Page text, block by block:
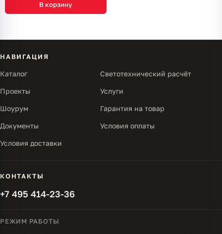
В корзину
НАВИГАЦИЯ
Каталог Светотехнический расчёт
Проекты Услуги
Шоурум Гарантия на товар
Документы Условия оплаты
Условия доставки
КОНТАКТЫ
+7 495 414-23-36
РЕЖИМ РАБОТЫ